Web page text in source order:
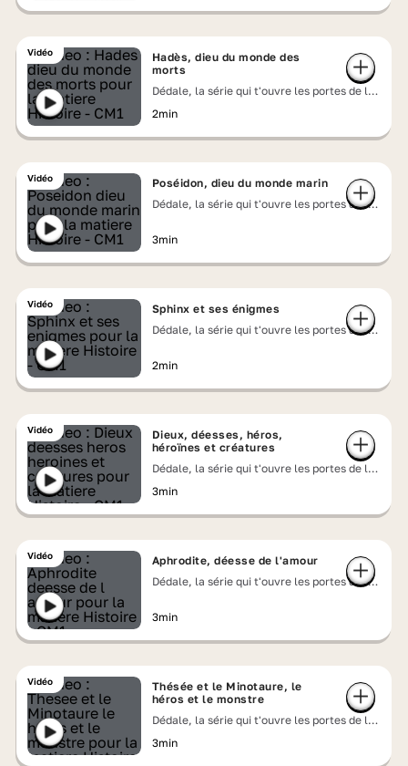
Vidéo
Hadès, dieu du monde des
morts
Dédale, la série qui t'ouvre les portes de la
2min
Vidéo
Poséidon, dieu du monde marin
Dédale, la série qui t'ouvre les portes de la
3min
Vidéo
Sphinx et ses énigmes
Dédale, la série qui t'ouvre les portes de la
2min
Vidéo
Dieux, déesses, héros,
héroïnes et créatures
Dédale, la série qui t'ouvre les portes de la
3min
Vidéo
Aphrodite, déesse de l'amour
Dédale, la série qui t'ouvre les portes de la
3min
Vidéo
Thésée et le Minotaure, le
héros et le monstre
Dédale, la série qui t'ouvre les portes de la
3min